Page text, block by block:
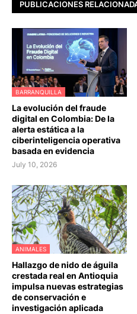
PUBLICACIONES
BARRANQUILLA
La evolución del fraude
digital en Colombia: De la
alerta estática a la
ciberinteligencia operativa
basada en evidencia
July 10, 2026
ANIMALES
Hallazgo de nido de águila
crestada real en Antioquia
impulsa nuevas estrategias
de conservación e
investigación aplicada